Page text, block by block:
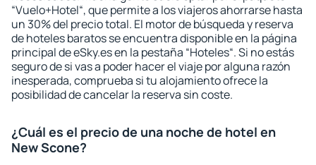
“Vuelo+Hotel“, que permite a los viajeros ahorrarse hasta
un 30% del precio total. El motor de búsqueda y reserva
de hoteles baratos se encuentra disponible en la página
principal de eSky.es en la pestaña “Hoteles“. Si no estás
seguro de si vas a poder hacer el viaje por alguna razón
inesperada, comprueba si tu alojamiento ofrece la
posibilidad de cancelar la reserva sin coste.
¿Cuál es el precio de una noche de hotel en
New Scone?